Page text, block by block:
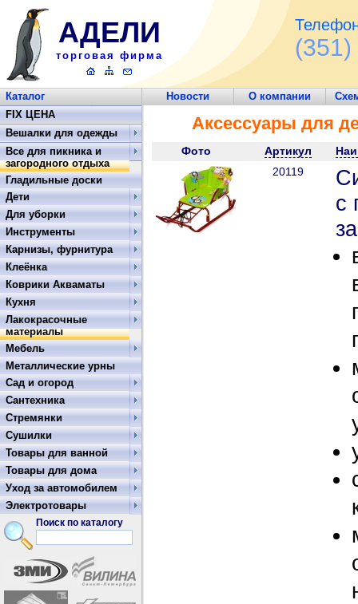
АДЕЛИ
торговая фирма (351)
Каталог Новости О компании
Обратная связь
Аксессуары для
Фото Артикул
20119
с
FIX ЦЕНА
Вешалки для одежды
Все для пикника и
загородного отдыха
Гладильные доски
Дети
Для уборки
Инструменты
Карнизы, фурнитура
Клеёнка
Коврики Акваматы
Кухня
Лакокрасочные
материалы
Мебель
Металлические урны
Сад и огород
Сантехника
Стремянки
Сушилки
Товары для ванной
Товары для дома
Уход за автомобилем
Электротовары
Поиск по каталогу